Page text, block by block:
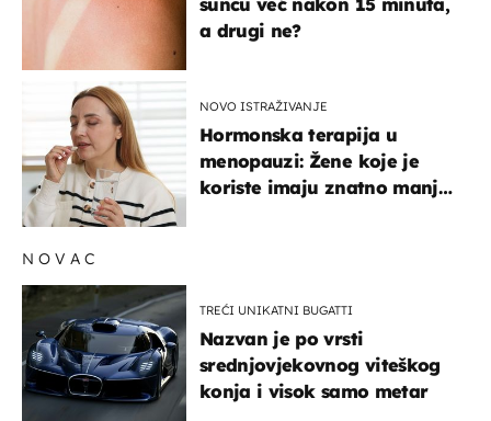
a drugi ne?
NOVO ISTRAŽIVANJE
Hormonska terapija u
menopauzi: Žene koje je
koriste imaju znatno manji
NOVAC
TREĆI UNIKATNI BUGATTI
Nazvan je po vrsti
srednjovjekovnog viteškog
konja i visok samo metar